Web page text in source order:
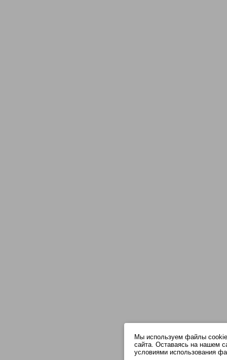
Мы используем файлы
сайта. Оставаясь на нашем
условиями использования